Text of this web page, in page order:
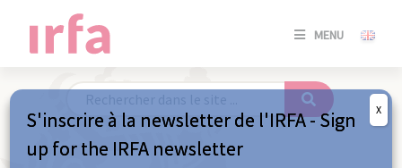
MENU
SE
S'inscrire à la newsletter de l'IRFA - Sign
up for the IRFA newsletter
X